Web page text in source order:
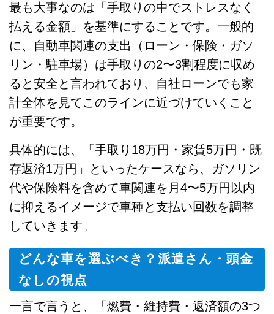
最も大事なのは「手取りの中でストレスなく
払える金額」を基準にすることです。一般的
に、自動車関連の支出（ローン・保険・ガソ
リン・駐車場）は手取りの2〜3割程度に収め
ると安全と言われており、自社ローンでも家
計全体を見てこのラインに近づけていくこと
が重要です。
具体的には、「手取り18万円・家賃5万円・既
存返済1万円」といったケースなら、ガソリン
代や保険料を含めて車関連を月4〜5万円以内
に抑えるイメージで車種と支払い回数を調整
していきます。
どんな車を選ぶべき？派遣さん・頭金
なしの視点
一言で言うと、「燃費・維持費・返済額の3つ